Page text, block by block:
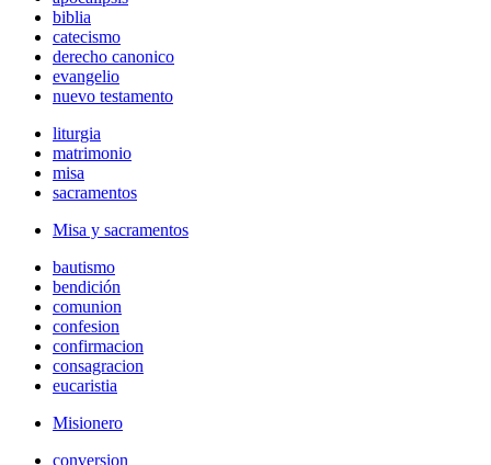
biblia
catecismo
derecho canonico
evangelio
nuevo testamento
liturgia
matrimonio
misa
sacramentos
Misa y sacramentos
bautismo
bendición
comunion
confesion
confirmacion
consagracion
eucaristia
Misionero
conversion